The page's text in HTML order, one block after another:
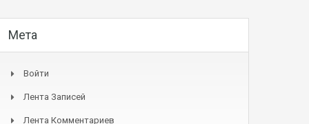
Мета
Войти
Лента Записей
Лента Комментариев